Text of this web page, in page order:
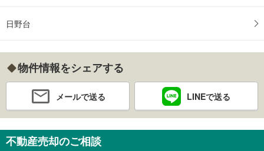
日野台
物件情報をシェアする
メールで送る LINEで送る
不動産売却のご相談